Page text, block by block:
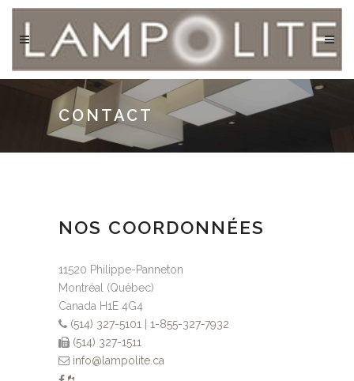
CONTACT
NOS COORDONNÉES
11520 Philippe-Panneton
Montréal (Québec)
Canada H1E 4G4
(514) 327-5101
1-855-327-7932
(514) 327-1511
info@lampolite.ca